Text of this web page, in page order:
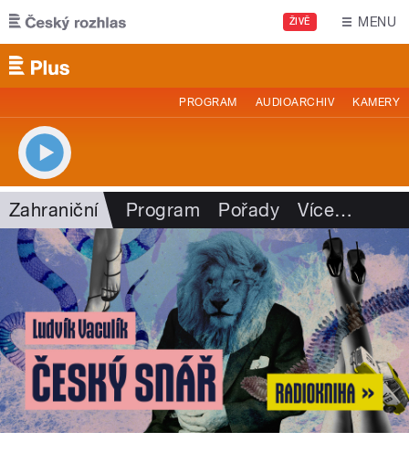
Přejít k hlavnímu obsahu
ŽIVĚ MENU
PROGRAM AUDIOARCHIV KAMERY
Zahraniční Program Pořady Více…